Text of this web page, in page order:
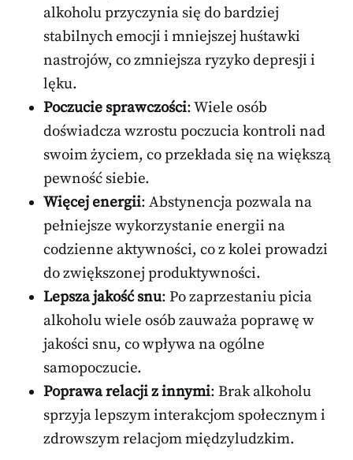
alkoholu przyczynia się do bardziej
stabilnych emocji i mniejszej huśtawki
nastrojów, co zmniejsza ryzyko depresji i
lęku.
Poczucie sprawczości: Wiele osób
doświadcza wzrostu poczucia kontroli nad
swoim życiem, co przekłada się na większą
pewność siebie.
Więcej energii: Abstynencja pozwala na
pełniejsze wykorzystanie energii na
codzienne aktywności, co z kolei prowadzi
do zwiększonej produktywności.
Lepsza jakość snu: Po zaprzestaniu picia
alkoholu wiele osób zauważa poprawę w
jakości snu, co wpływa na ogólne
samopoczucie.
Poprawa relacji z innymi: Brak alkoholu
sprzyja lepszym interakcjom społecznym i
zdrowszym relacjom międzyludzkim.